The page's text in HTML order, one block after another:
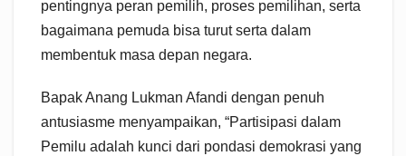
pentingnya peran pemilih, proses pemilihan, serta
bagaimana pemuda bisa turut serta dalam
membentuk masa depan negara.
Bapak Anang Lukman Afandi dengan penuh
antusiasme menyampaikan, “Partisipasi dalam
Pemilu adalah kunci dari pondasi demokrasi yang